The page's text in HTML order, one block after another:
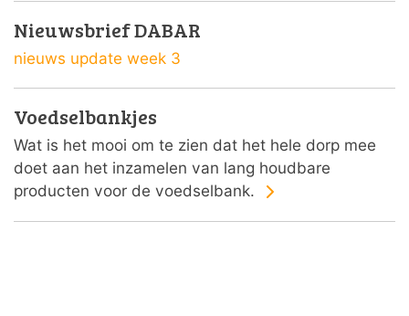
Nieuwsbrief DABAR
nieuws update week 3
Voedselbankjes
Wat is het mooi om te zien dat het hele dorp mee
doet aan het inzamelen van lang houdbare
producten voor de voedselbank.